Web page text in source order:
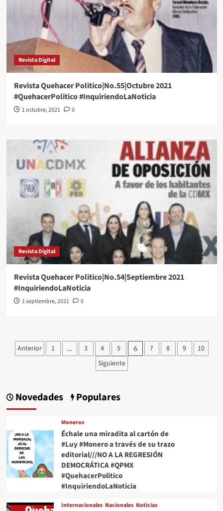
Revista Digital
Revista Quehacer Politico|No.55|Octubre 2021
#QuehacerPolitico #InquiriendoLaNoticia
1 octubre, 2021 0
Revista Digital
Revista Quehacer Politico|No.54|Septiembre 2021
#InquiriendoLaNoticia
1 septiembre, 2021 0
Paginación
Anterior 1 … 3 4 5 6 7 8 9
10
Siguiente
Novedades Populares
Moneros
Échale una miradita al cartón de
#Luy #Monero a través de su trazo
editorial///NO A LA REGRESIÓN
DEMOCRÁTICA #QPMX
#QuehacerPolitico
#InquiriendoLaNoticia
Internacionales Nacionales Noticias